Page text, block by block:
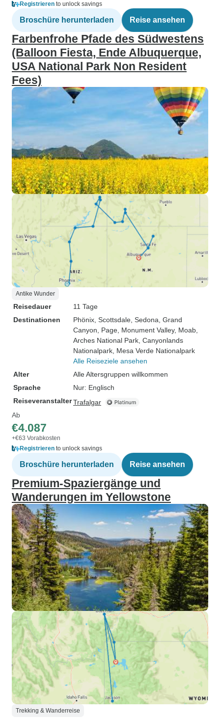
Registrieren to unlock savings
Broschüre herunterladen Reise ansehen
Farbenfrohe Pfade des Südwestens
(Balloon Fiesta, Ende Albuquerque,
USA National Park Non Resident
Fees)
Antike Wunder
Reisedauer
11 Tage
Destinationen
Phönix , Scottsdale , Sedona , Grand
Canyon , Page , Monument Valley, Moab
Arches National Park , Canyonlands
Nationalpark , Mesa Verde Nationalpark
Alle Reiseziele ansehen
Alter
Alle Altersgruppen willkommen
Sprache
Nur: Englisch
ReiseveranstalterTrafalgar
Ab
€4.087
+€63 Vorabkosten
Registrieren to unlock savings
Broschüre herunterladen Reise ansehen
Premium-Spaziergänge und
Wanderungen im Yellowstone
Trekking & Wanderreise